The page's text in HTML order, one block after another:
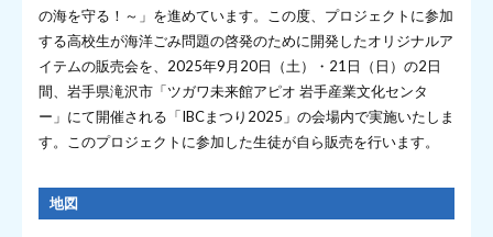
の海を守る！～」を進めています。この度、プロジェクトに参加
する高校生が海洋ごみ問題の啓発のために開発したオリジナルア
イテムの販売会を、2025年9月20日（土）・21日（日）の2日
間、岩手県滝沢市「ツガワ未来館アピオ 岩手産業文化センタ
ー」にて開催される「IBCまつり2025」の会場内で実施いたしま
す。このプロジェクトに参加した生徒が自ら販売を行います。
地図